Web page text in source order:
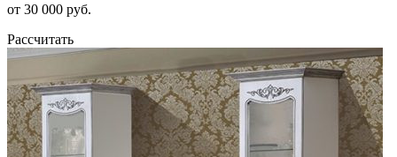
от 30 000 руб.
Рассчитать